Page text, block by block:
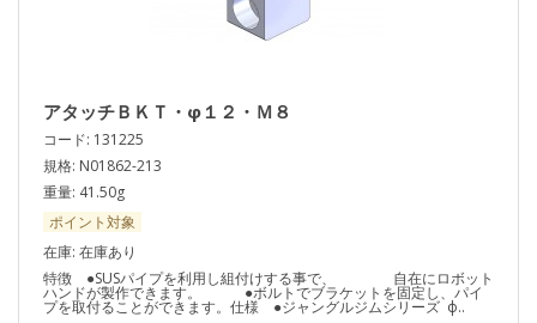
アタッチＢＫＴ・φ１２・Ｍ８
コード: 131225
規格: N01862-213
重量: 41.50g
ポイント対象
在庫: 在庫あり
特徴 ●SUSパイプを利用し組付けする事で、 自在にロボット
ハンドが製作できます。 ●ボルトでブラケットを固定し、パイ
プを取付ることができます。仕様 ●ジャングルジムシリーズ ф..